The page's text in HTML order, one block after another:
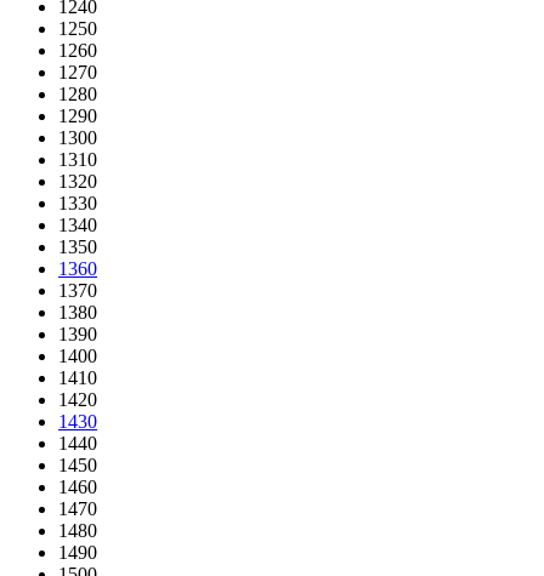
1240
1250
1260
1270
1280
1290
1300
1310
1320
1330
1340
1350
1360
1370
1380
1390
1400
1410
1420
1430
1440
1450
1460
1470
1480
1490